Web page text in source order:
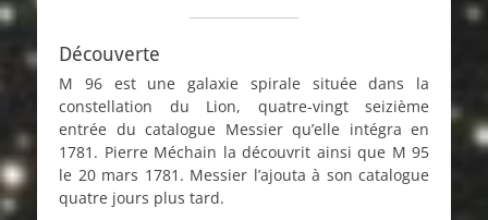
Découverte
M 96 est une galaxie spirale située dans la
constellation du Lion, quatre-vingt seizième
entrée du catalogue Messier qu’elle intégra en
1781. Pierre Méchain la découvrit ainsi que M 95
le 20 mars 1781. Messier l’ajouta à son catalogue
quatre jours plus tard.